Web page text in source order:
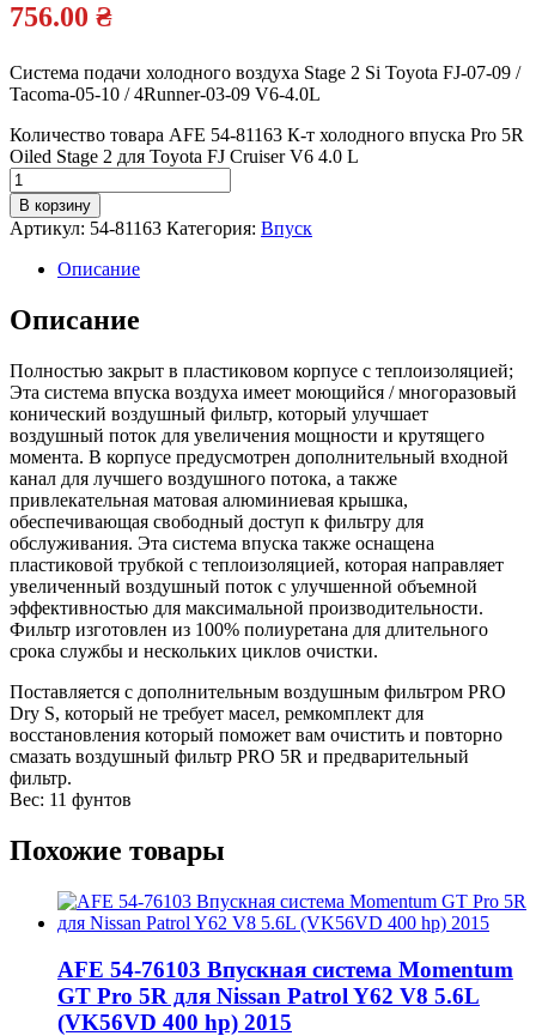
756.00 ₴
Система подачи холодного воздуха Stage 2 Si Toyota FJ-07-09 /
Tacoma-05-10 / 4Runner-03-09 V6-4.0L
Количество товара AFE 54-81163 К-т холодного впуска Pro 5R
Oiled Stage 2 для Toyota FJ Cruiser V6 4.0 L
В корзину
Артикул: 54-81163 Категория: Впуск
Описание
Описание
Полностью закрыт в пластиковом корпусе с теплоизоляцией;
Эта система впуска воздуха имеет моющийся / многоразовый
конический воздушный фильтр, который улучшает
воздушный поток для увеличения мощности и крутящего
момента. В корпусе предусмотрен дополнительный входной
канал для лучшего воздушного потока, а также
привлекательная матовая алюминиевая крышка,
обеспечивающая свободный доступ к фильтру для
обслуживания. Эта система впуска также оснащена
пластиковой трубкой с теплоизоляцией, которая направляет
увеличенный воздушный поток с улучшенной объемной
эффективностью для максимальной производительности.
Фильтр изготовлен из 100% полиуретана для длительного
срока службы и нескольких циклов очистки.
Поставляется с дополнительным воздушным фильтром PRO
Dry S, который не требует масел, ремкомплект для
восстановления который поможет вам очистить и повторно
смазать воздушный фильтр PRO 5R и предварительный
фильтр.
Вес: 11 фунтов
Похожие товары
AFE 54-76103 Впускная система Momentum
GT Pro 5R для Nissan Patrol Y62 V8 5.6L
(VK56VD 400 hp) 2015